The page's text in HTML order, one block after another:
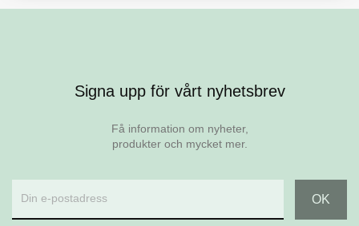
Signa upp för vårt nyhetsbrev
Få information om nyheter,
produkter och mycket mer.